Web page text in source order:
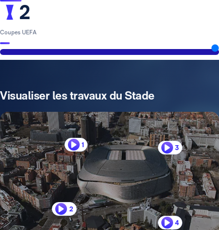
2
Coupes UEFA
Visualiser les travaux du Stade
1
2
3
4